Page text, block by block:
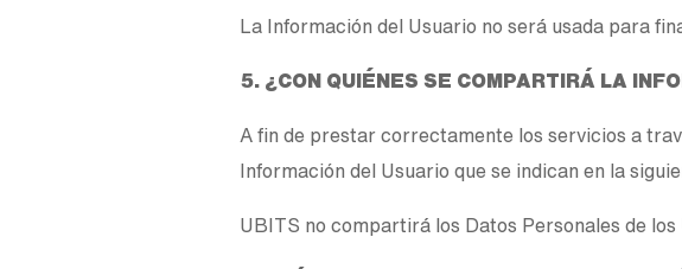
La Información del Usuario no será usada para
5. ¿CON QUIÉNES SE COMPARTIRÁ LA
A fin de prestar correctamente los servicios a
Información del Usuario que se indican en la
UBITS no compartirá los Datos Personales de